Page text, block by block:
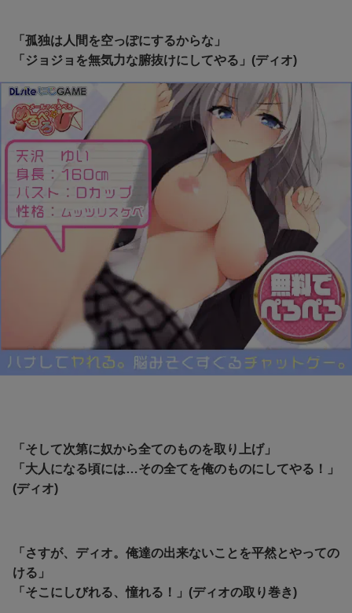
「孤独は人間を空っぽにするからな」
「 ジョジョを無気力な腑抜けにしてやる」(ディオ)
「そして次第に奴から全てのものを取り上げ」
「大人になる頃には…その全てを俺のものにしてやる！」
(ディオ)
「さすが、ディオ。俺達の出来ないことを平然とやっての
ける」
「そこにしびれる、憧れる！」(ディオの取り巻き)